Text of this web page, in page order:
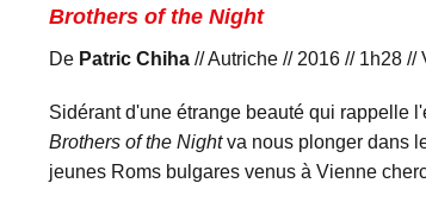
Brothers of the Night
De Patric Chiha// Autriche // 2016 // 1h28 //
Sidérant d'une étrange beauté qui rappelle
Brothers of the Nightva nous plonger dans
jeunes Roms bulgares venus à Vienne